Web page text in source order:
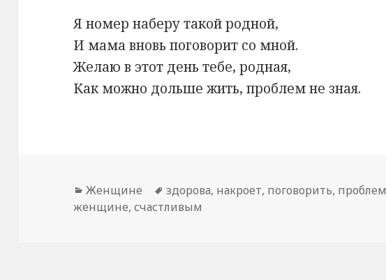
Я номер наберу такой родной,
И мама вновь поговорит со мной.
Желаю в этот день тебе, родная,
Как можно дольше жить, проблем не зная.
Рубрики
Женщине Метки
здорова, накроет, поговорить, проблем
женщине,счастливым